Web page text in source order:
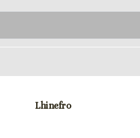
Lhinefro